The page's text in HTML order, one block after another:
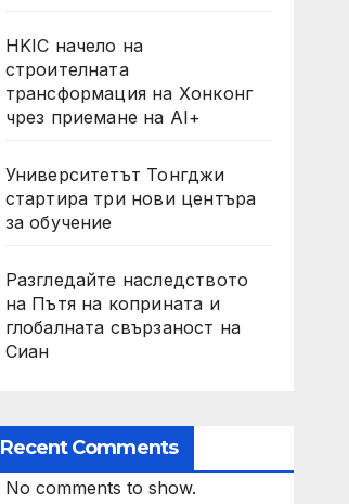
HKIC начело на
строителната
трансформация на Хонконг
чрез приемане на AI+
Университетът Тонгджи
стартира три нови центъра
за обучение
Разгледайте наследството
на Пътя на коприната и
глобалната свързаност на
Сиан
Recent Comments
No comments to show.